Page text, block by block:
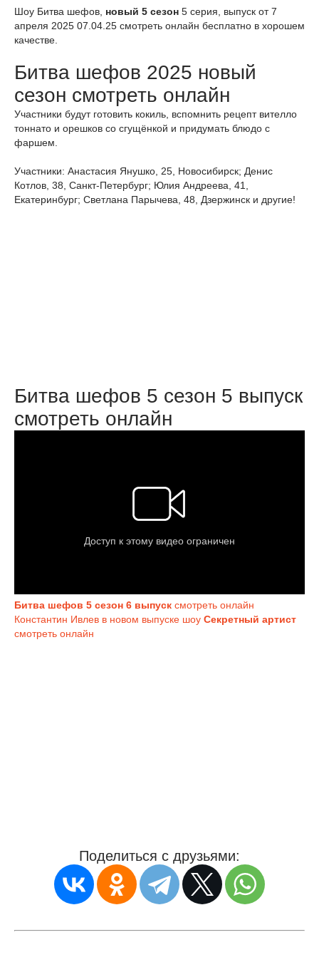
Шоу Битва шефов, новый 5 сезон 5 серия, выпуск от 7
апреля 2025 07.04.25 смотреть онлайн бесплатно в хорошем
качестве.
Битва шефов 2025 новый
сезон смотреть онлайн
Участники будут готовить кокиль, вспомнить рецепт вителло
тоннато и орешков со сгущёнкой и придумать блюдо с
фаршем.
Участники: Анастасия Янушко, 25, Новосибирск; Денис
Котлов, 38, Санкт-Петербург; Юлия Андреева, 41,
Екатеринбург; Светлана Парычева, 48, Дзержинск и другие!
Битва шефов 5 сезон 5 выпуск
смотреть онлайн
Битва шефов 5 сезон 6 выпуск смотреть онлайн
Константин Ивлев в новом выпуске шоу Секретный артист
смотреть онлайн
Поделиться с друзьями: